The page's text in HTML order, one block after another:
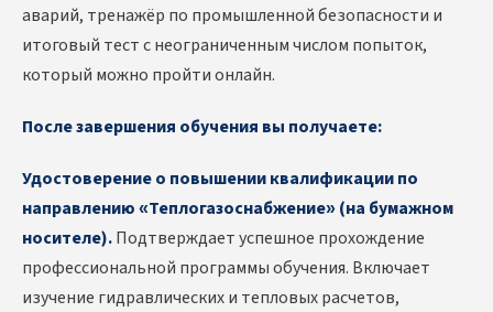
аварий, тренажёр по промышленной безопасности и
итоговый тест с неограниченным числом попыток,
который можно пройти онлайн.
После завершения обучения вы получаете:
Удостоверение о повышении квалификации по
направлению «Теплогазоснабжение» (на бумажном
носителе).Подтверждает успешное прохождение
профессиональной программы обучения. Включает
изучение гидравлических и тепловых расчетов,